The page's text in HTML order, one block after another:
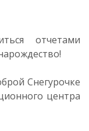
отчетами
Снегурочке
центра